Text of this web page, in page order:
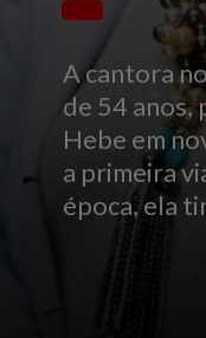
A cantora
de 54 anos,
Hebe em
a primeira
época, ela